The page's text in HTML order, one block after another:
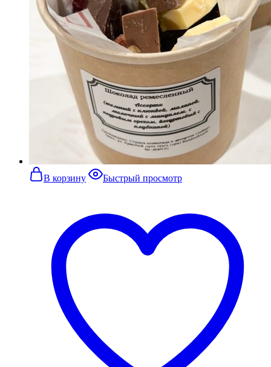
В корзину Быстрый просмотр